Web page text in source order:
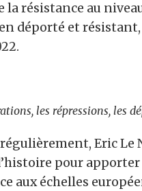
la résistance au
déporté et résistant,
les répressions, les
Eric
pour
aux échelles